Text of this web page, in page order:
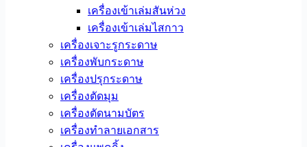
เครื่องเข้าเล่มสันห่วง
เครื่องเข้าเล่มไสกาว
เครื่องเจาะรูกระดาษ
เครื่องพับกระดาษ
เครื่องปรุกระดาษ
เครื่องตัดมุม
เครื่องตัดนามบัตร
เครื่องทำลายเอกสาร